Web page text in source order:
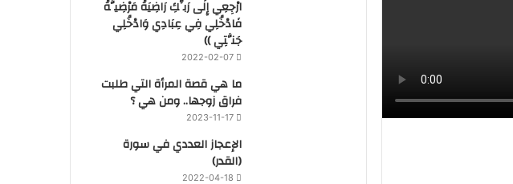
ارْجِعِي إِلَى رَبِّكِ رَاضِيَةً مَرْضِيَّةً
فَادْخُلِي فِي عِبَادِي وَادْخُلِي
جَنَّتِي ))
2022-02-07
ما هي قصة المرأة التي طلبت
فراق زوجها.. ومن هي ؟
2023-11-17
‏الإعجاز العددي في سورة
(القدر)
2022-04-18